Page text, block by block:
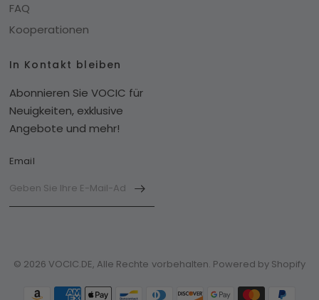
FAQ
Kooperationen
In Kontakt bleiben
Abonnieren Sie VOCIC für
Neuigkeiten, exklusive
Angebote und mehr!
Email
© 2026 VOCIC.DE, Alle Rechte vorbehalten. Powered by Shopify